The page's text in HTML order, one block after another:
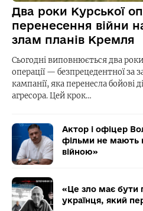
Два роки Курської
перенесення війни
злам планів Кремля
Сьогодні виповнюється два
операції — безпрецедентної за
кампанії, яка перенесла бойові
агресора. Цей крок…
Актор і офіцер
фільми не мають
війною»
«Це зло має бути
українця, який